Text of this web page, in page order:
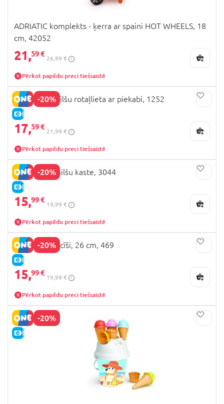
ADRIATIC komplekts - ķerra ar spaini HOT WHEELS, 18
cm, 42052
21,59 €
26,99 €
Pērkot papildu preci tiešsaistē
-20%
E-CENA
ADRIATIC smilšu rotaļlieta ar piekabi, 1252
17,59 €
21,99 €
Pērkot papildu preci tiešsaistē
-20%
E-CENA
DOLU zila smilšu kaste, 3044
15,99 €
19,99 €
Pērkot papildu preci tiešsaistē
-20%
E-CENA
ADRIATIC klucīši, 26 cm, 469
15,99 €
19,99 €
Pērkot papildu preci tiešsaistē
-20%
E-CENA